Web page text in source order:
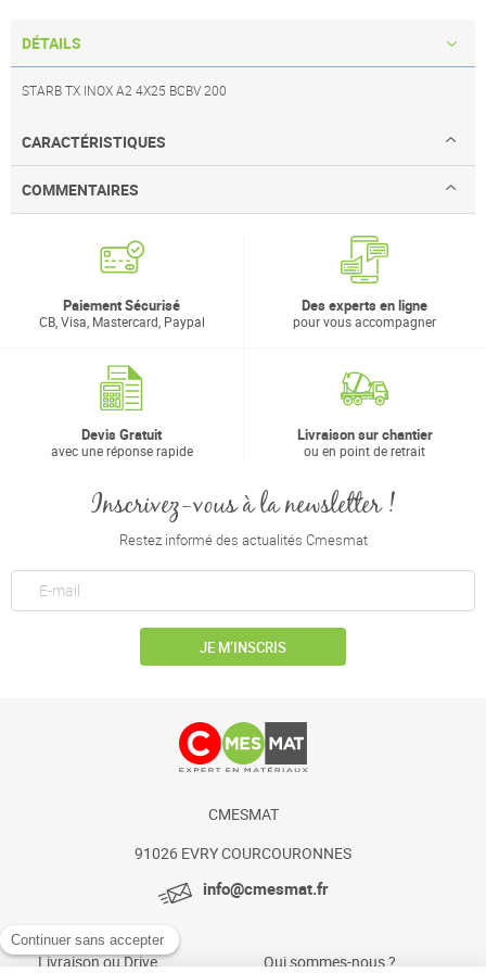
DÉTAILS
STARB TX INOX A2 4X25 BCBV 200
CARACTÉRISTIQUES
COMMENTAIRES
Paiement Sécurisé
CB, Visa, Mastercard, Paypal
Des experts en ligne
pour vous accompagner
Devis Gratuit
avec une réponse rapide
Livraison sur chantier
ou en point de retrait
Inscrivez-vous à la newsletter !
Restez informé des actualités Cmesmat
JE M’INSCRIS
CMESMAT
91026 EVRY COURCOURONNES
info@cmesmat.fr
Livraison ou Drive Qui sommes-nous ?